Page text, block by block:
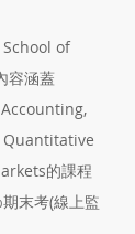
School of
容涵蓋
的課程
末考(線上監